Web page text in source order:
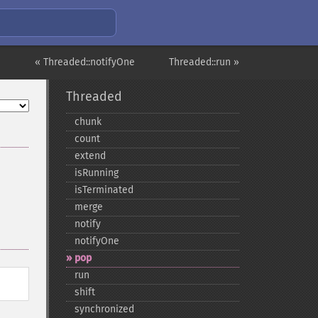
Threaded::run »
« Threaded::notifyOne
Threaded
chunk
count
extend
isRunning
isTerminated
merge
notify
notifyOne
pop
run
shift
synchronized